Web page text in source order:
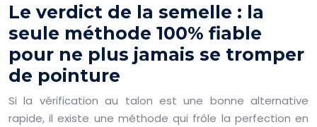
Le verdict de la semelle : la
seule méthode 100% fiable
pour ne plus jamais se tromper
de pointure
Si la vérification au talon est une bonne alternative
rapide, il existe une méthode qui frôle la perfection en